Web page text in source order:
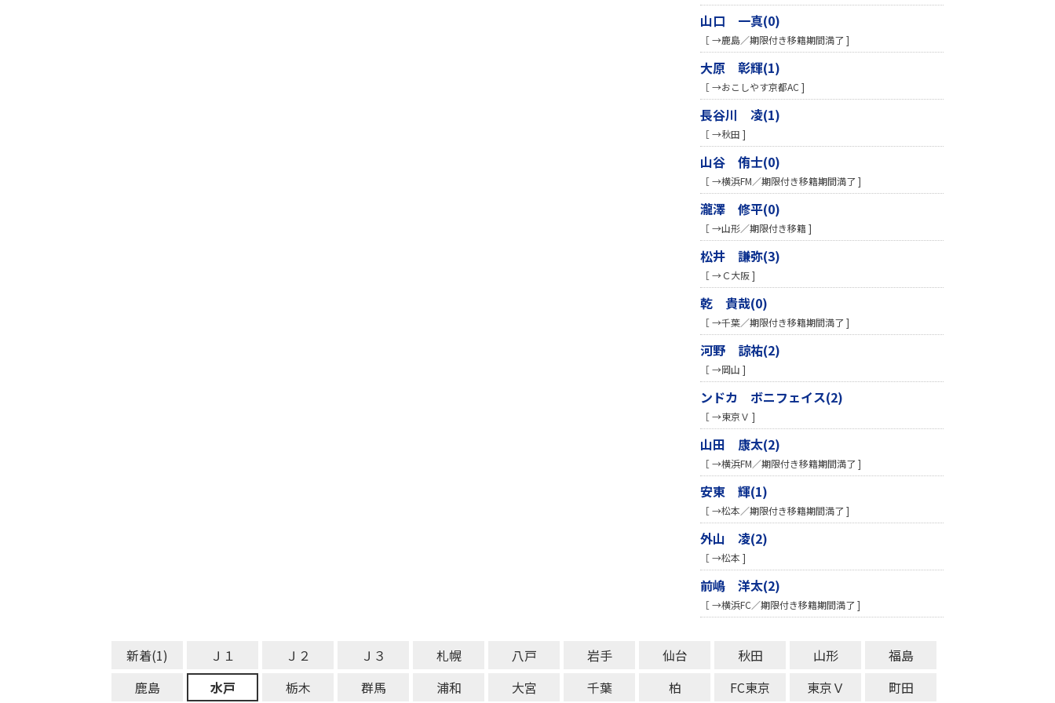
山口 一真(0)
［ →鹿島／期限付き移籍期間満了 ]
大原 彰輝(1)
［ →おこしやす京都AC ]
長谷川 凌(1)
［ →秋田 ]
山谷 侑士(0)
［ →横浜FM／期限付き移籍期間満了 ]
瀧澤 修平(0)
［ →山形／期限付き移籍 ]
松井 謙弥(3)
［ →Ｃ大阪 ]
乾 貴哉(0)
［ →千葉／期限付き移籍期間満了 ]
河野 諒祐(2)
［ →岡山 ]
ンドカ ボニフェイス(2)
［ →東京Ｖ ]
山田 康太(2)
［ →横浜FM／期限付き移籍期間満了 ]
安東 輝(1)
［ →松本／期限付き移籍期間満了 ]
外山 凌(2)
［ →松本 ]
前嶋 洋太(2)
［ →横浜FC／期限付き移籍期間満了 ]
新着(1) Ｊ１ Ｊ２ Ｊ３ 札幌 八戸 岩手 仙台 秋田 山形
福島
鹿島
水戸 栃木 群馬 浦和 大宮 千葉 柏 FC東京 東京Ｖ 町田